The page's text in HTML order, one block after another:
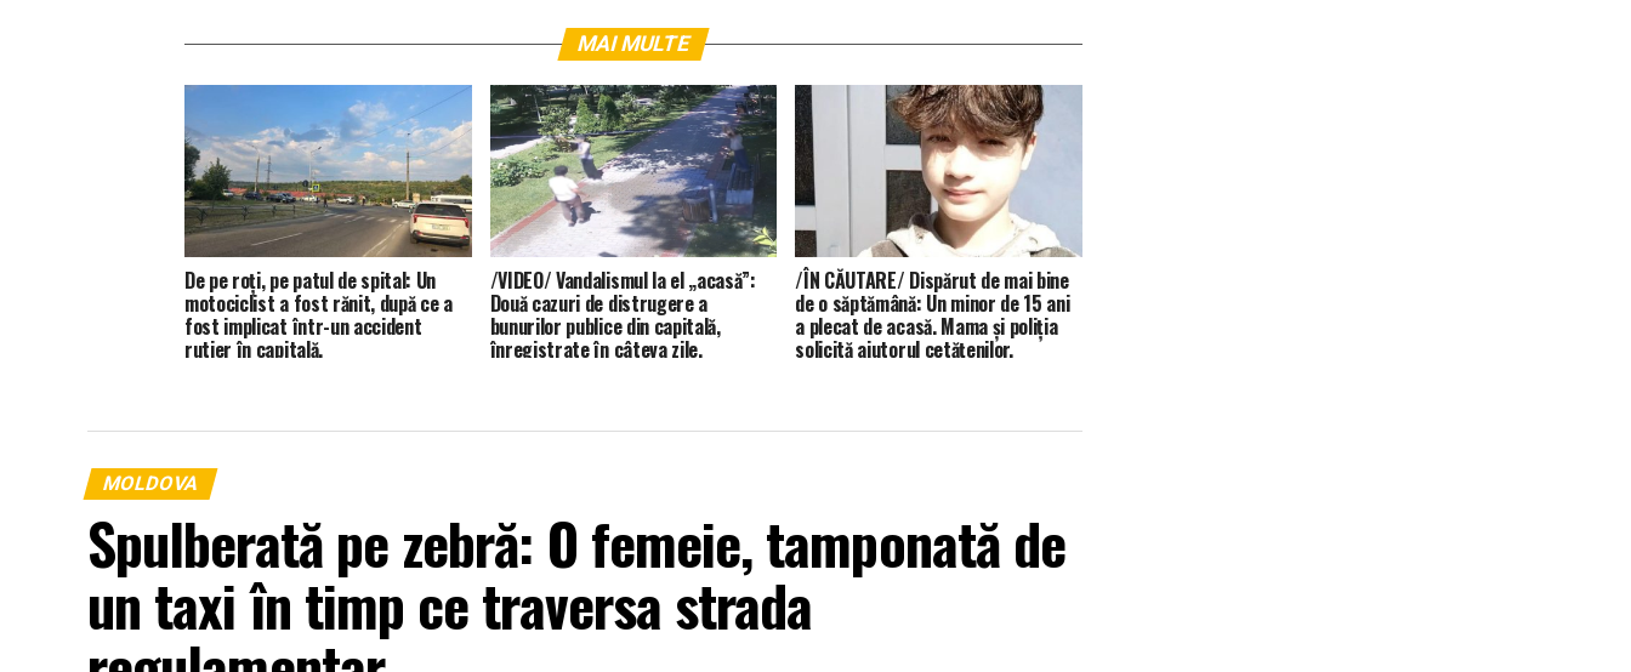
MAI MULTE
De pe roți, pe patul de spital: Un
motociclist a fost rănit, după ce a
fost implicat într-un accident
rutier în capitală.
/VIDEO/ Vandalismul la el „acasă”:
Două cazuri de distrugere a
bunurilor publice din capitală,
înregistrate în câteva zile.
/ÎN CĂUTARE/ Dispărut de mai bine
de o săptămână: Un minor de 15 ani
a plecat de acasă. Mama și poliția
solicită ajutorul cetățenilor.
MOLDOVA
Spulberată pe zebră: O femeie, tamponată de
un taxi în timp ce traversa strada